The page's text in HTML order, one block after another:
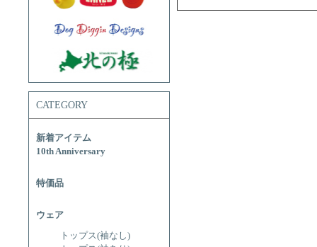
CATEGORY
新着アイテム
10th Anniversary
特価品
ウェア
トップス(袖なし)